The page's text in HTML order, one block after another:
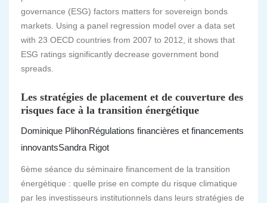
governance (ESG) factors matters for sovereign bonds
markets. Using a panel regression model over a data set
with 23 OECD countries from 2007 to 2012, it shows that
ESG ratings significantly decrease government bond
spreads.
Les stratégies de placement et de couverture des
risques face à la transition énergétique
Dominique PlihonRégulations financières et financements
innovantsSandra Rigot
6ème séance du séminaire financement de la transition
énergétique : quelle prise en compte du risque climatique
par les investisseurs institutionnels dans leurs stratégies de